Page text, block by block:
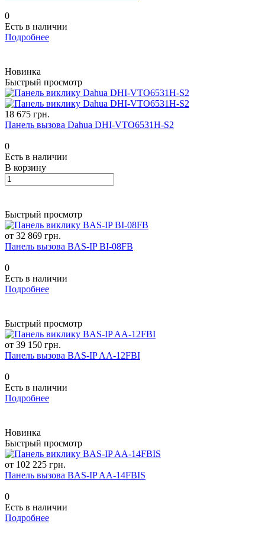
0
Есть в наличии
Подробнее
Новинка
Быстрый просмотр
18 675 грн.
Панель вызова Dahua DHI-VTO6531H-S2
0
Есть в наличии
В корзину
Быстрый просмотр
от 32 869 грн.
Панель вызова BAS-IP BI-08FB
0
Есть в наличии
Подробнее
Быстрый просмотр
от 39 150 грн.
Панель вызова BAS-IP AA-12FBI
0
Есть в наличии
Подробнее
Новинка
Быстрый просмотр
от 102 225 грн.
Панель вызова BAS-IP AA-14FBIS
0
Есть в наличии
Подробнее